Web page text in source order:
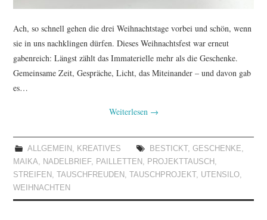
Ach, so schnell gehen die drei Weihnachtstage vorbei und schön, wenn
sie in uns nachklingen dürfen. Dieses Weihnachtsfest war erneut
gabenreich: Längst zählt das Immaterielle mehr als die Geschenke.
Gemeinsame Zeit, Gespräche, Licht, das Miteinander – und davon gab
es…
Weiterlesen →
ALLGEMEIN KREATIVES BESTICKT, GESCHENKE
MAIKA
NADELBRIEF, PAILLETTEN PROJEKTTAUSCH
STREIFEN
,TAUSCHFREUDEN ,TAUSCHPROJEKT, UTENSILO
WEIHNACHTEN